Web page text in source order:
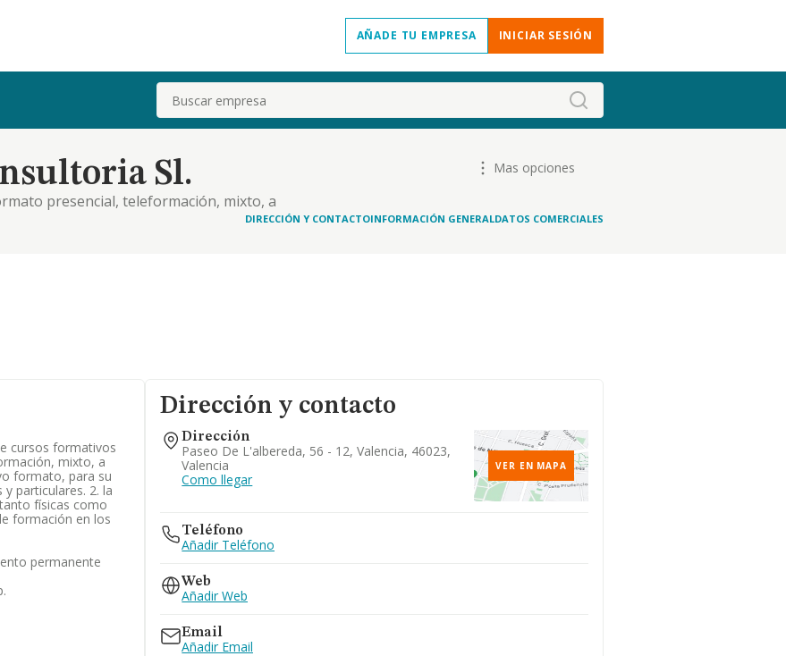
AÑADE TU EMPRESA INICIAR SESIÓN
Buscar
Sl.
presencial, teleformación, mixto, a
a empresas y particulares. 2. la
Mas opciones
DIRECCIÓN Y CONTACTOINFORMACIÓN GENERALDATOS COMERCIALES
cursos formativos
mixto, a
formato, para su
particulares. 2. la
físicas como
formación en los
permanente
Dirección y contacto
Dirección
Paseo De L'albereda, 56 - 12, Valencia, 46023,
Valencia
Como llegar
VER EN MAPA
Teléfono
Añadir Teléfono
Web
Añadir Web
Email
Añadir Email